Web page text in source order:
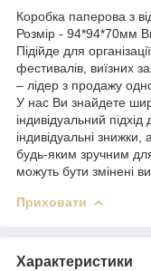
Коробка паперова з
Розмір - 94*94*70мм
Підійде для
фестивалів, виїзних
– лідер з продажу
У нас Ви знайдете
індивідуальний підхід
індивідуальні
будь-яким зручним
можуть бути змінені
Приховати
Характеристики